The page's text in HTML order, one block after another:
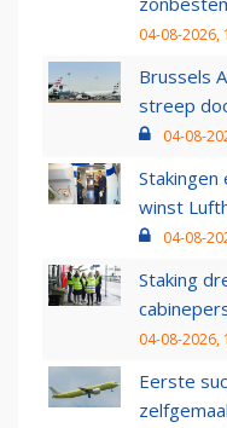
04-08-2026,
Brussels
streep
04-08-
winst
04-08-
Staking
04-08-2026,
Eerste